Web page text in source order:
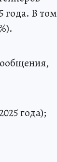
года. В том
года);